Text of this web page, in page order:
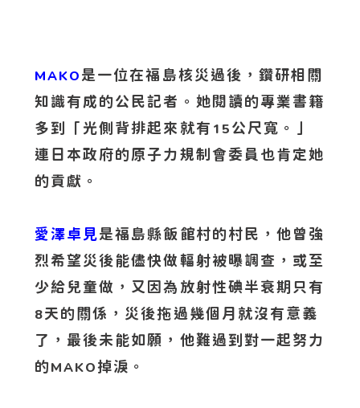
MAKO 是一位在福島核災過後，鑽研相關
知識有成的公民記者。她閱讀的專業書籍
多到「光側背排起來就有 15 公尺寬。」
連日本政府的原子力規制會委員也肯定她
的貢獻。
愛澤卓見是福島縣飯館村的村民，他曾強
烈希望災後能儘快做輻射被曝調查，或至
少給兒童做，又因為放射性碘半衰期只有
8天的關係，災後拖過幾個月就沒有意義
了，最後未能如願，他難過到對一起努力
的MAKO掉淚。